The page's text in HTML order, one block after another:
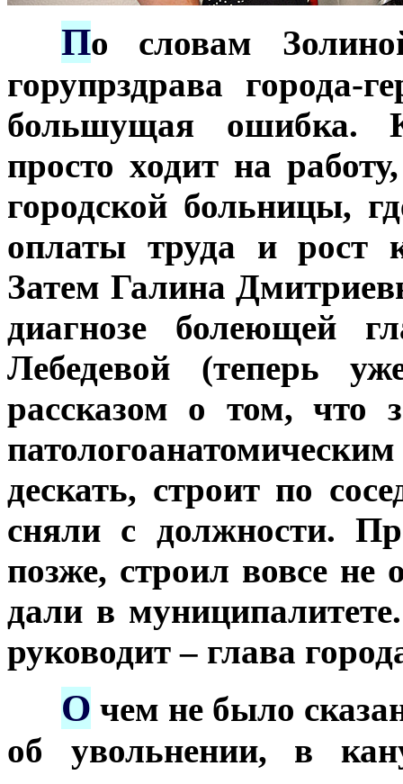
По словам
горупрздрава города-
большущая ошибка.
просто ходит на
городской больницы,
оплаты труда и рост
Затем Галина
диагнозе болеющей
Лебедевой (теперь
рассказом о том, что
дескать, строит по
сняли с должности.
позже, строил вовсе не
дали в
руководит – глава
О чем не было
об увольнении, в